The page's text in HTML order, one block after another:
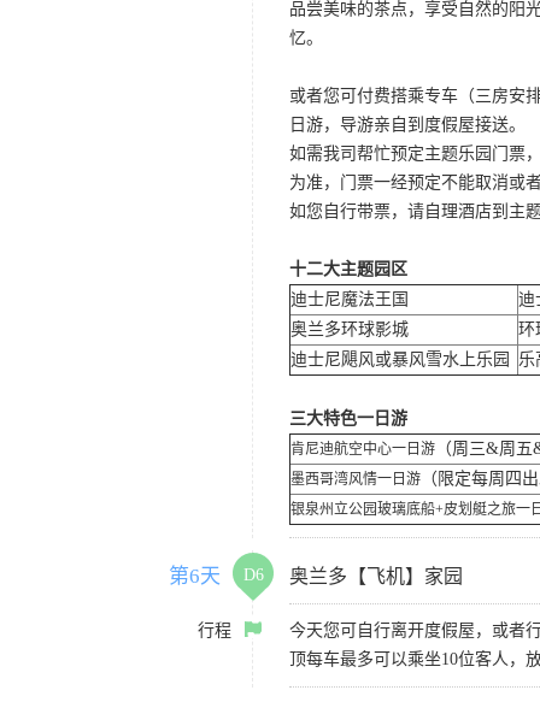
品尝美味的茶点，享受自然的阳
忆。
或者您可付费搭乘专车（三房安
日游，导游亲自到度假屋接送。
如需我司帮忙预定主题乐园门票
为准，门票一经预定不能取消或
如您自行带票，请自理酒店到主
十二大主题园区
迪士尼魔法王国
迪
奥兰多环球影城
环
迪士尼飓风或暴风雪水上乐园
乐
三大特色一日游
肯尼迪航空中心一日游 （周三&周
墨西哥湾风情一日游 （限定每周四
银泉州立公园玻璃底船+皮划艇之旅一
第6天 D6 奥兰多【飞机】家园
行程
今天您可自行离开度假屋，或者
顶每车最多可以乘坐10位客人